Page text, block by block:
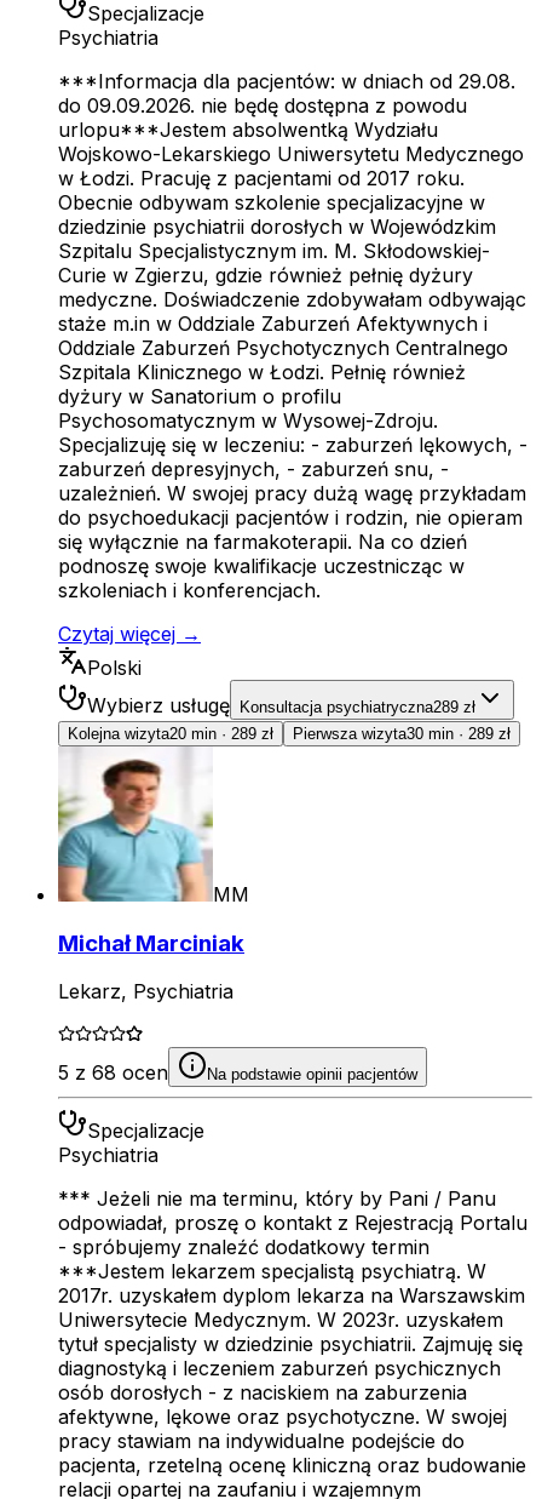
Specjalizacje
Psychiatria
***Informacja dla pacjentów: w dniach od 29.08.
do 09.09.2026. nie będę dostępna z powodu
urlopu***Jestem absolwentką Wydziału
Wojskowo-Lekarskiego Uniwersytetu Medycznego
w Łodzi. Pracuję z pacjentami od 2017 roku.
Obecnie odbywam szkolenie specjalizacyjne w
dziedzinie psychiatrii dorosłych w Wojewódzkim
Szpitalu Specjalistycznym im. M. Skłodowskiej-
Curie w Zgierzu, gdzie również pełnię dyżury
medyczne. Doświadczenie zdobywałam odbywając
staże m.in w Oddziale Zaburzeń Afektywnych i
Oddziale Zaburzeń Psychotycznych Centralnego
Szpitala Klinicznego w Łodzi. Pełnię również
dyżury w Sanatorium o profilu
Psychosomatycznym w Wysowej-Zdroju.
Specjalizuję się w leczeniu: - zaburzeń lękowych, -
zaburzeń depresyjnych, - zaburzeń snu, -
uzależnień. W swojej pracy dużą wagę przykładam
do psychoedukacji pacjentów i rodzin, nie opieram
się wyłącznie na farmakoterapii. Na co dzień
podnoszę swoje kwalifikacje uczestnicząc w
szkoleniach i konferencjach.
Czytaj więcej →
Polski
Wybierz usługę
Konsultacja psychiatryczna289 zł
Kolejna wizyta20 min · 289 zł Pierwsza wizyta30 min · 289 zł
MM
Michał Marciniak
Lekarz, Psychiatria
5 z 68 ocen Na podstawie opinii pacjentów
Specjalizacje
Psychiatria
*** Jeżeli nie ma terminu, który by Pani / Panu
odpowiadał, proszę o kontakt z Rejestracją Portalu
- spróbujemy znaleźć dodatkowy termin
***Jestem lekarzem specjalistą psychiatrą. W
2017r. uzyskałem dyplom lekarza na Warszawskim
Uniwersytecie Medycznym. W 2023r. uzyskałem
tytuł specjalisty w dziedzinie psychiatrii. Zajmuję się
diagnostyką i leczeniem zaburzeń psychicznych
osób dorosłych - z naciskiem na zaburzenia
afektywne, lękowe oraz psychotyczne. W swojej
pracy stawiam na indywidualne podejście do
pacjenta, rzetelną ocenę kliniczną oraz budowanie
relacji opartej na zaufaniu i wzajemnym